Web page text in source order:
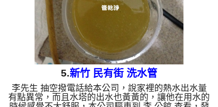
清水。 洗水管...
5.新竹 民有街 洗水管
李先生 抽空撥電話給本公司，說家裡的熱水出水量
有點異常，而且水塔的出水也黃黃的，讓他在用水的